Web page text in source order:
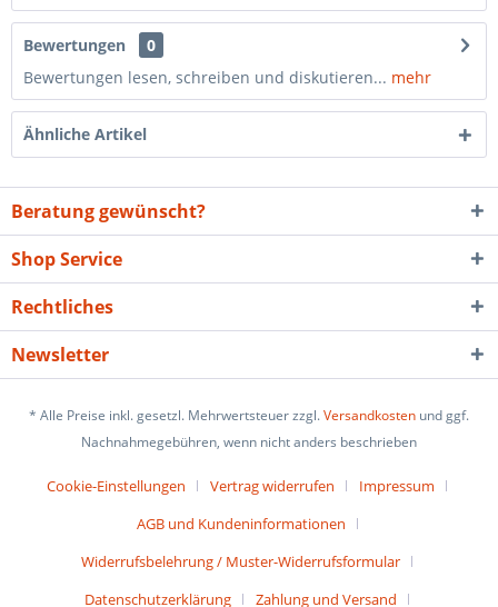
Bewertungen
0
Bewertungen lesen, schreiben und diskutieren... mehr
Ähnliche Artikel
Beratung gewünscht?
Shop Service
Rechtliches
Newsletter
* Alle Preise inkl. gesetzl. Mehrwertsteuer zzgl.Versandkosten und ggf.
Nachnahmegebühren, wenn nicht anders beschrieben
Cookie-Einstellungen Vertrag widerrufen
Impressum
AGB und Kundeninformationen
Widerrufsbelehrung / Muster-Widerrufsformular
Datenschutzerklärung
Zahlung und Versand